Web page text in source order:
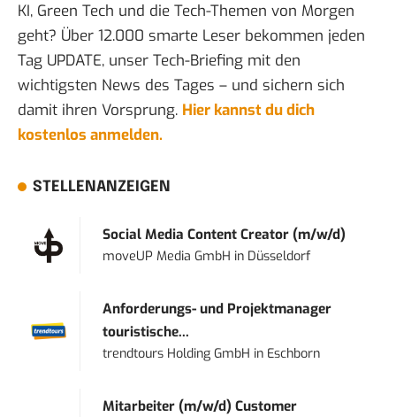
KI, Green Tech und die Tech-Themen von Morgen
geht? Über 12.000 smarte Leser bekommen jeden
Tag UPDATE, unser Tech-Briefing mit den
wichtigsten News des Tages – und sichern sich
damit ihren Vorsprung. Hier kannst du dich
kostenlos anmelden.
STELLENANZEIGEN
Social Media Content Creator (m/w/d)
moveUP Media GmbH in Düsseldorf
Anforderungs- und Projektmanager
touristische...
trendtours Holding GmbH in Eschborn
Mitarbeiter (m/w/d) Customer